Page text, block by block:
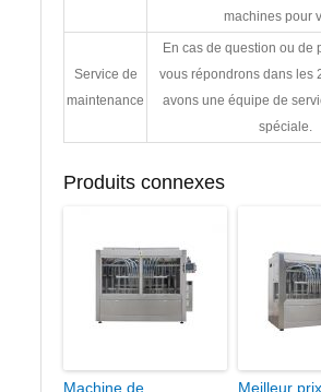
machines pour
Service de
maintenance
En cas de question ou de
vous répondrons dans les
avons une équipe de
spéciale.
Produits connexes
Machine de
Meilleur